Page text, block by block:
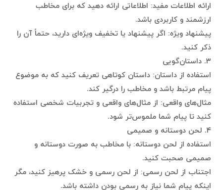
ارائه اطلاعات مفید: اطلاعاتی ارائه دهید که برای مخاطب
ارزشمند و کاربردی باشد.
پیشنهاد ویژه: اگر پیشنهاد یا تخفیف ویژه‌ای دارید، حتماً آن را
ذکر کنید.
۳. داستان‌گویی
استفاده از داستان: داستان کوتاهی تعریف کنید که به موضوع
پیام مرتبط باشد و مخاطب را درگیر کند.
مثال‌های واقعی: از مثال‌های واقعی و تجربیات شخصی استفاده
کنید تا پیام شما ملموس‌تر شود.
۴. لحن دوستانه و صمیمی
استفاده از لحن دوستانه: با مخاطب به صورت دوستانه و
صمیمی صحبت کنید.
اجتناب از لحن رسمی: از لحن رسمی و خشک پرهیز کنید، مگر
اینکه پیام شما نیاز به رسمی بودن داشته باشد.